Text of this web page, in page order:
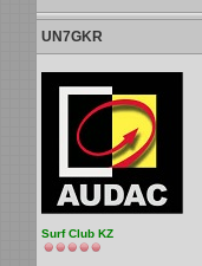
UN7GKR
Surf Club KZ